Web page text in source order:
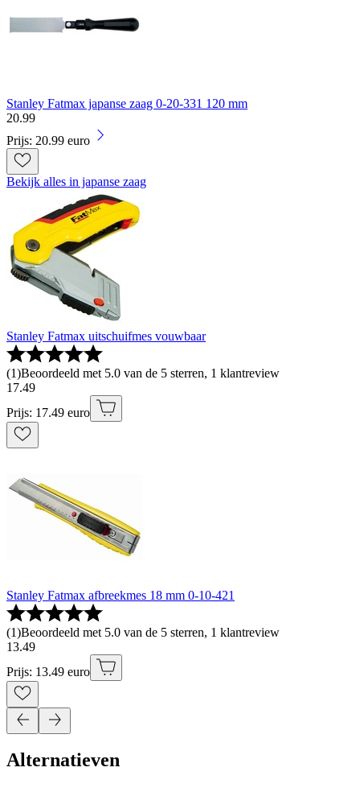
Stanley Fatmax japanse zaag 0-20-331 120 mm
20.99
Prijs: 20.99 euro
Bekijk alles in japanse zaag
Stanley Fatmax uitschuifmes vouwbaar
(1)Beoordeeld met 5.0 van de 5 sterren, 1 klantreview
17.49
Prijs: 17.49 euro
Stanley Fatmax afbreekmes 18 mm 0-10-421
(1)Beoordeeld met 5.0 van de 5 sterren, 1 klantreview
13.49
Prijs: 13.49 euro
Alternatieven